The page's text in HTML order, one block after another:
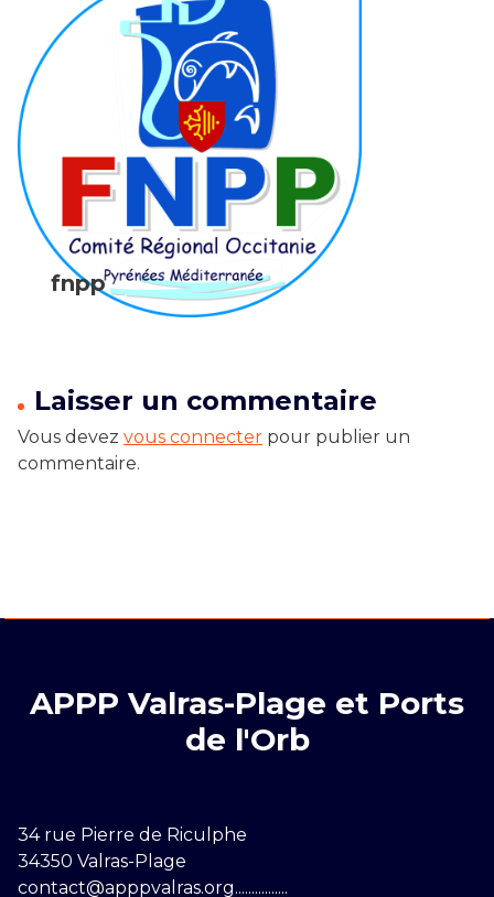
fnpp
Laisser un commentaire
Vous devez vous connecter pour publier un
commentaire.
APPP Valras-Plage et Ports
de l'Orb
34 rue Pierre de Riculphe
34350 Valras-Plage
contact@apppvalras.org................